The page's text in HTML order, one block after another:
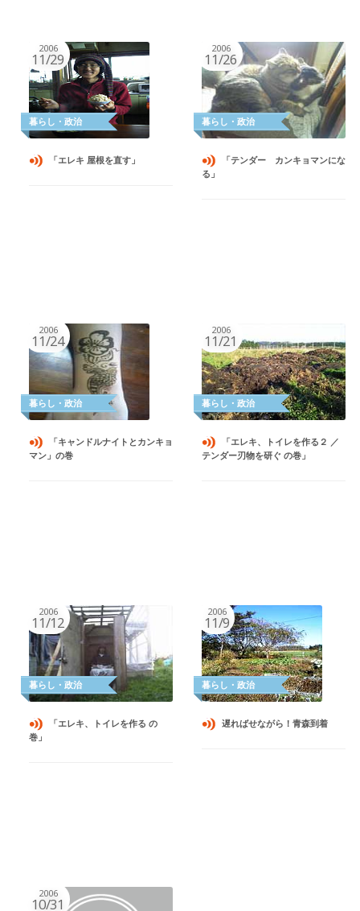
2006
11/29
「エレキ 屋根を直す」
2006
11/26
「テンダー カンキョマンにな
る」
2006
11/24
「キャンドルナイトとカンキョ
マン」の巻
2006
11/21
「エレキ、トイレを作る２ ／
テンダー刃物を研ぐ の巻」
2006
11/12
「エレキ、トイレを作る の
巻」
2006
11/9
遅ればせながら！青森到着
2006
10/31